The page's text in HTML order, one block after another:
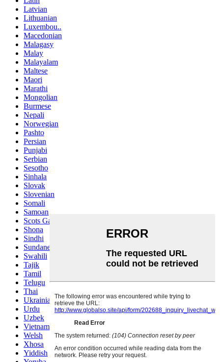
Latvian
Lithuanian
Luxembou..
Macedonian
Malagasy
Malay
Malayalam
Maltese
Maori
Marathi
Mongolian
Burmese
Nepali
Norwegian
Pashto
Persian
Punjabi
Serbian
Sesotho
Sinhala
Slovak
Slovenian
Somali
Samoan
Scots Gaelic
Shona
Sindhi
Sundanese
Swahili
Tajik
Tamil
Telugu
Thai
Ukrainian
Urdu
Uzbek
Vietnamese
Welsh
Xhosa
Yiddish